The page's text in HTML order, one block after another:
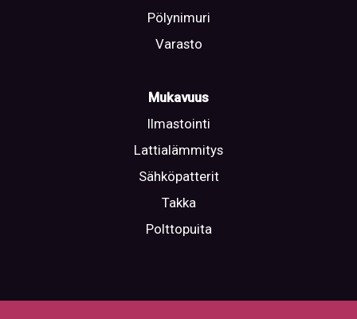
Pölynimuri
Varasto
Mukavuus
Ilmastointi
Lattialämmitys
Sähköpatterit
Takka
Polttopuita